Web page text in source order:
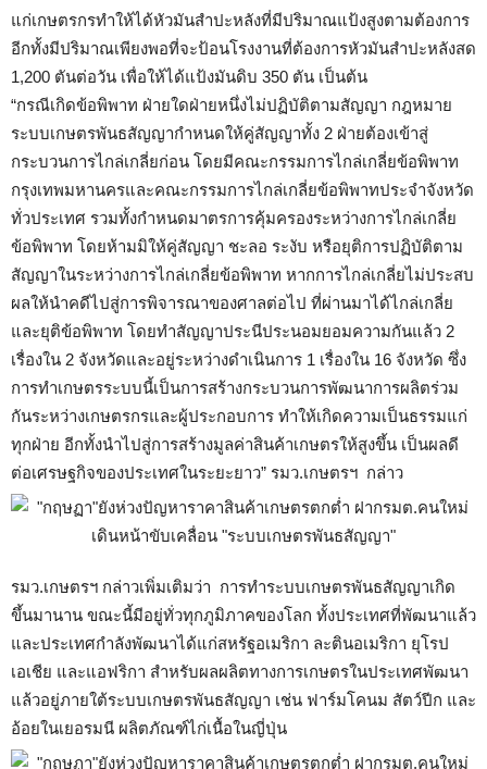
แก่เกษตรกรทำให้ได้หัวมันสำปะหลังที่มีปริมาณแป้งสูงตามต้องการ
อีกทั้งมีปริมาณเพียงพอที่จะป้อนโรงงานที่ต้องการหัวมันสำปะหลังสด
1,200 ตันต่อวัน เพื่อให้ได้แป้งมันดิบ 350 ตัน เป็นต้น
“กรณีเกิดข้อพิพาท ฝ่ายใดฝ่ายหนึ่งไม่ปฏิบัติตามสัญญา กฎหมาย
ระบบเกษตรพันธสัญญากำหนดให้คู่สัญญาทั้ง 2 ฝ่ายต้องเข้าสู่
กระบวนการไกล่เกลี่ยก่อน โดยมีคณะกรรมการไกล่เกลี่ยข้อพิพาท
กรุงเทพมหานครและคณะกรรมการไกล่เกลี่ยข้อพิพาทประจำจังหวัด
ทั่วประเทศ รวมทั้งกำหนดมาตรการคุ้มครองระหว่างการไกล่เกลี่ย
ข้อพิพาท โดยห้ามมิให้คู่สัญญา ชะลอ ระงับ หรือยุติการปฏิบัติตาม
สัญญาในระหว่างการไกล่เกลี่ยข้อพิพาท หากการไกล่เกลี่ยไม่ประสบ
ผลให้นำคดีไปสู่การพิจารณาของศาลต่อไป ที่ผ่านมาได้ไกล่เกลี่ย
และยุติข้อพิพาท โดยทำสัญญาประนีประนอมยอมความกันแล้ว 2
เรื่องใน 2 จังหวัดและอยู่ระหว่างดำเนินการ 1 เรื่องใน 16 จังหวัด ซึ่ง
การทำเกษตรระบบนี้เป็นการสร้างกระบวนการพัฒนาการผลิตร่วม
กันระหว่างเกษตรกรและผู้ประกอบการ ทำให้เกิดความเป็นธรรมแก่
ทุกฝ่าย อีกทั้งนำไปสู่การสร้างมูลค่าสินค้าเกษตรให้สูงขึ้น เป็นผลดี
ต่อเศรษฐกิจของประเทศในระยะยาว” รมว.เกษตรฯ กล่าว
รมว.เกษตรฯ กล่าวเพิ่มเติมว่า การทำระบบเกษตรพันธสัญญาเกิด
ขึ้นมานาน ขณะนี้มีอยู่ทั่วทุกภูมิภาคของโลก ทั้งประเทศที่พัฒนาแล้ว
และประเทศกำลังพัฒนาได้แก่สหรัฐอเมริกา ละตินอเมริกา ยุโรป
เอเชีย และแอฟริกา สำหรับผลผลิตทางการเกษตรในประเทศพัฒนา
แล้วอยู่ภายใต้ระบบเกษตรพันธสัญญา เช่น ฟาร์มโคนม สัตว์ปีก และ
อ้อยในเยอรมนี ผลิตภัณฑ์ไก่เนื้อในญี่ปุ่น